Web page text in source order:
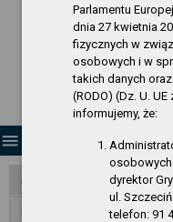
menu
Strona Główna
RODO - klauzula
Parlamentu
dnia 27 kwietnia
fizycznych w
osobowych i w
takich danych
(RODO) (Dz. U.
informujemy, że:
dyrektor
ul.
telefon: 91